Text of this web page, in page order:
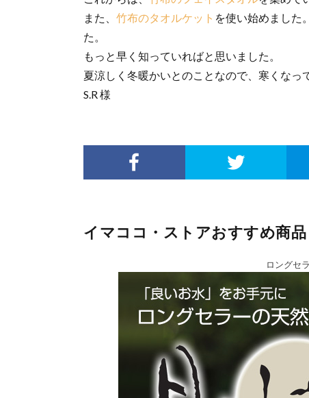
また、 竹布のタオルケット を使い始めました
た。
もっと早く知っていればと思いました。
夏涼しく冬暖かいとのことなので、寒くなっ
S.R 様
イマココ・ストアおすすめ商品
ロングセ